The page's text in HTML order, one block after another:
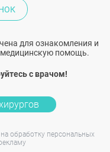
для ознакомления и
помощь.
с врачом!
обработку персональных